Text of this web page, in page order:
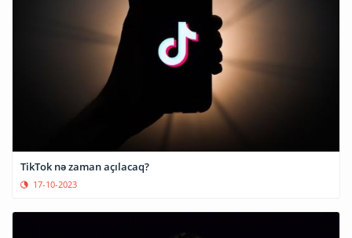
TikTok nə zaman açılacaq?
17-10-2023